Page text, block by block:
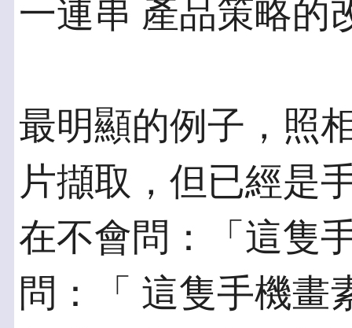
一連串 產品策略的
最明顯的例子，照
片擷取，但已經是
在不會問：「這隻
問：「 這隻手機畫